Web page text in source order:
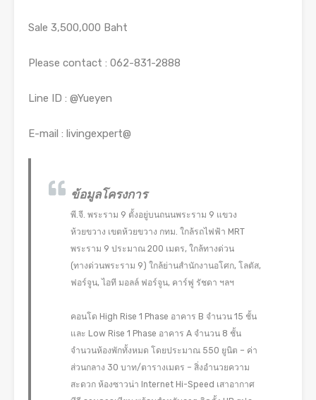
Sale 3,500,000 Baht
Please contact : 062-831-2888
Line ID : @Yueyen
E-mail : livingexpert@
ข้อมูลโครงการ
พี.จี. พระราม 9 ตั้งอยู่บนถนนพระราม 9 แขวง
ห้วยขวาง เขตห้วยขวาง กทม. ใกล้รถไฟฟ้า MRT
พระราม 9 ประมาณ 200 เมตร, ใกล้ทางด่วน
(ทางด่วนพระราม 9) ใกล้ย่านสำนักงานอโศก, โลตัส,
ฟอร์จูน, ไอที มอลล์ ฟอร์จูน, คาร์ฟู รัชดา ฯลฯ
คอนโด High Rise 1 Phase อาคาร B จำนวน 15 ชั้น
และ Low Rise 1 Phase อาคาร A จำนวน 8 ชั้น
จำนวนห้องพักทั้งหมด โดยประมาณ 550 ยูนิต – ค่า
ส่วนกลาง 30 บาท/ตารางเมตร – สิ่งอำนวยความ
สะดวก ห้องซาวน่า Internet Hi-Speed เสาอากาศ